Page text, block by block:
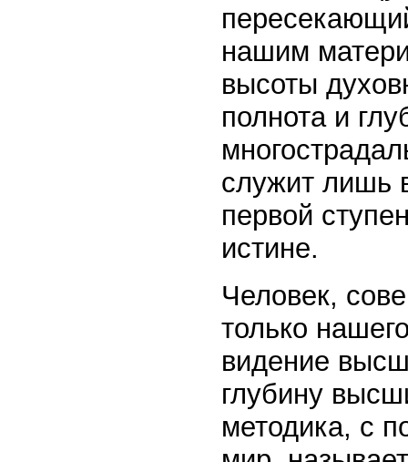
нашим
высоты
полнота и
служит лишь
первой
истине.
Человек,
только
видение
глубину
методика, с